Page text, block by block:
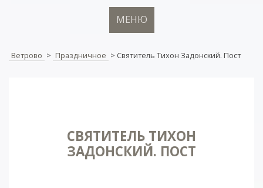
МЕНЮ
Ветрово > Праздничное > Святитель Тихон Задонский. Пост
СВЯТИТЕЛЬ ТИХОН
ЗАДОНСКИЙ. ПОСТ